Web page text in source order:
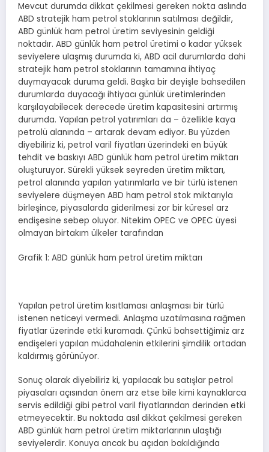
Mevcut durumda dikkat çekilmesi gereken nokta aslında
ABD stratejik ham petrol stoklarının satılması değildir,
ABD günlük ham petrol üretim seviyesinin geldiği
noktadır. ABD günlük ham petrol üretimi o kadar yüksek
seviyelere ulaşmış durumda ki, ABD acil durumlarda dahi
stratejik ham petrol stoklarının tamamına ihtiyaç
duymayacak duruma geldi. Başka bir deyişle bahsedilen
durumlarda duyacağı ihtiyacı günlük üretimlerinden
karşılayabilecek derecede üretim kapasitesini artırmış
durumda. Yapılan petrol yatırımları da – özellikle kaya
petrolü alanında – artarak devam ediyor. Bu yüzden
diyebiliriz ki, petrol varil fiyatları üzerindeki en büyük
tehdit ve baskıyı ABD günlük ham petrol üretim miktarı
oluşturuyor. Sürekli yüksek seyreden üretim miktarı,
petrol alanında yapılan yatırımlarla ve bir türlü istenen
seviyelere düşmeyen ABD ham petrol stok miktarıyla
birleşince, piyasalarda giderilmesi zor bir küresel arz
endişesine sebep oluyor. Nitekim OPEC ve OPEC üyesi
olmayan birtakım ülkeler tarafından
Grafik 1: ABD günlük ham petrol üretim miktarı
Yapılan petrol üretim kısıtlaması anlaşması bir türlü
istenen neticeyi vermedi. Anlaşma uzatılmasına rağmen
fiyatlar üzerinde etki kuramadı. Çünkü bahsettiğimiz arz
endişeleri yapılan müdahalenin etkilerini şimdilik ortadan
kaldırmış görünüyor.
Sonuç olarak diyebiliriz ki, yapılacak bu satışlar petrol
piyasaları açısından önem arz etse bile kimi kaynaklarca
servis edildiği gibi petrol varil fiyatlarından derinden etki
etmeyecektir. Bu noktada asıl dikkat çekilmesi gereken
ABD günlük ham petrol üretim miktarlarının ulaştığı
seviyelerdir. Konuya ancak bu açıdan bakıldığında